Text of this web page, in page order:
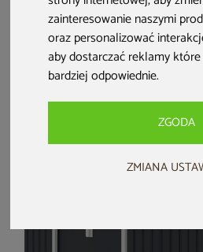
zainteresowanie naszymi
oraz personalizować
aby dostarczać reklamy
bardziej odpowiednie.
ZGODA
ZMIANA
Domek
narzędziowy
Halmstad 239 x 302
cm Light Grey
3 799 zł
Domek
narzędziowy
Halmstad 239
cm Light Grey
3 299 zł